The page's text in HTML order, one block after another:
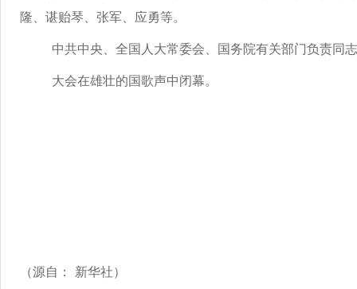
隆、谌贻琴、张军、应勇等。
中共中央、全国人大常委会、国务院有关部门负责同志
大会在雄壮的国歌声中闭幕。
（源自： 新华社）